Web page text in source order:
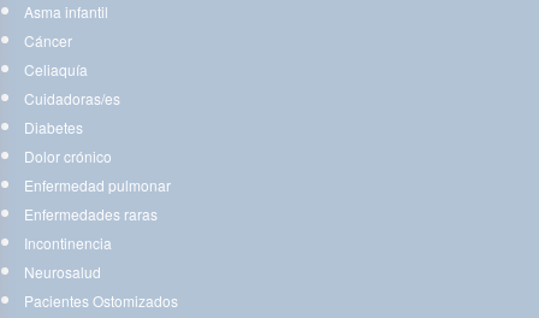
Asma infantil
Cáncer
Celiaquía
Cuidadoras/es
Diabetes
Dolor crónico
Enfermedad pulmonar
Enfermedades raras
Incontinencia
Neurosalud
Pacientes Ostomizados